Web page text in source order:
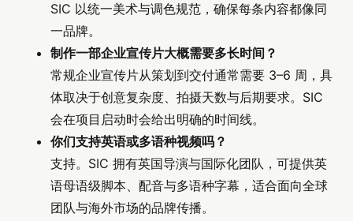
SIC 以统一美术与调色规范，确保每条内容都像同
一品牌。
制作一部企业宣传片大概需要多长时间？
常规企业宣传片从策划到交付通常需要 3–6 周，具
体取决于创意复杂度、拍摄天数与后期要求。SIC
会在项目启动时会给出明确的时间线。
你们支持英语或多语种视频吗？
支持。SIC 拥有英国导演与国际化团队，可提供英
语母语级脚本、配音与多语种字幕，适合面向全球
团队与海外市场的品牌传播。